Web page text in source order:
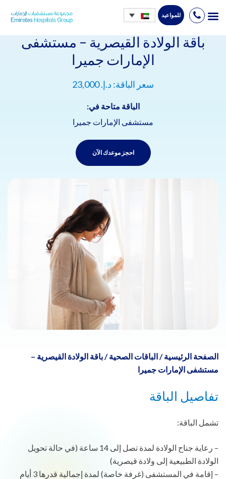
Skip
content
للمواعيد
باقة الولادة القيصرية – مستشفى
الإمارات جميرا
سعر الباقة: د.إ. 23,000
الباقة متاحة في:
مستشفى الإمارات جميرا
احجز موعدك الآن
الصفحة الرئيسية /الباقات الصحية /باقة الولادة القيصرية –
مستشفى الإمارات جميرا
تفاصيل الباقة
تشمل الباقة:
– رعاية جناح الولادة لمدة تصل إلى 14 ساعة (في حالة تحويل
الولادة الطبيعية إلى ولادة قيصرية)
– إقامة في المستشفى (غرفة خاصة) لمدة إجمالية قدرها 3 أيام